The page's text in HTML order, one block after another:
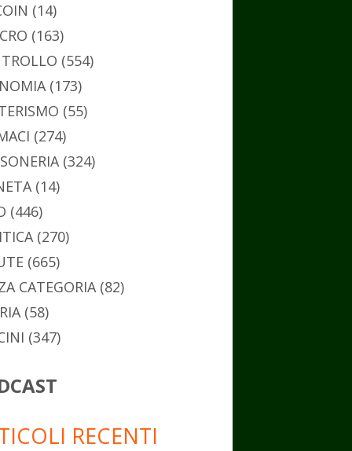
(14)
(163)
(554)
(173)
(55)
(274)
(324)
(14)
(446)
(270)
(665)
CATEGORIA(82)
(58)
(347)
RECENTI